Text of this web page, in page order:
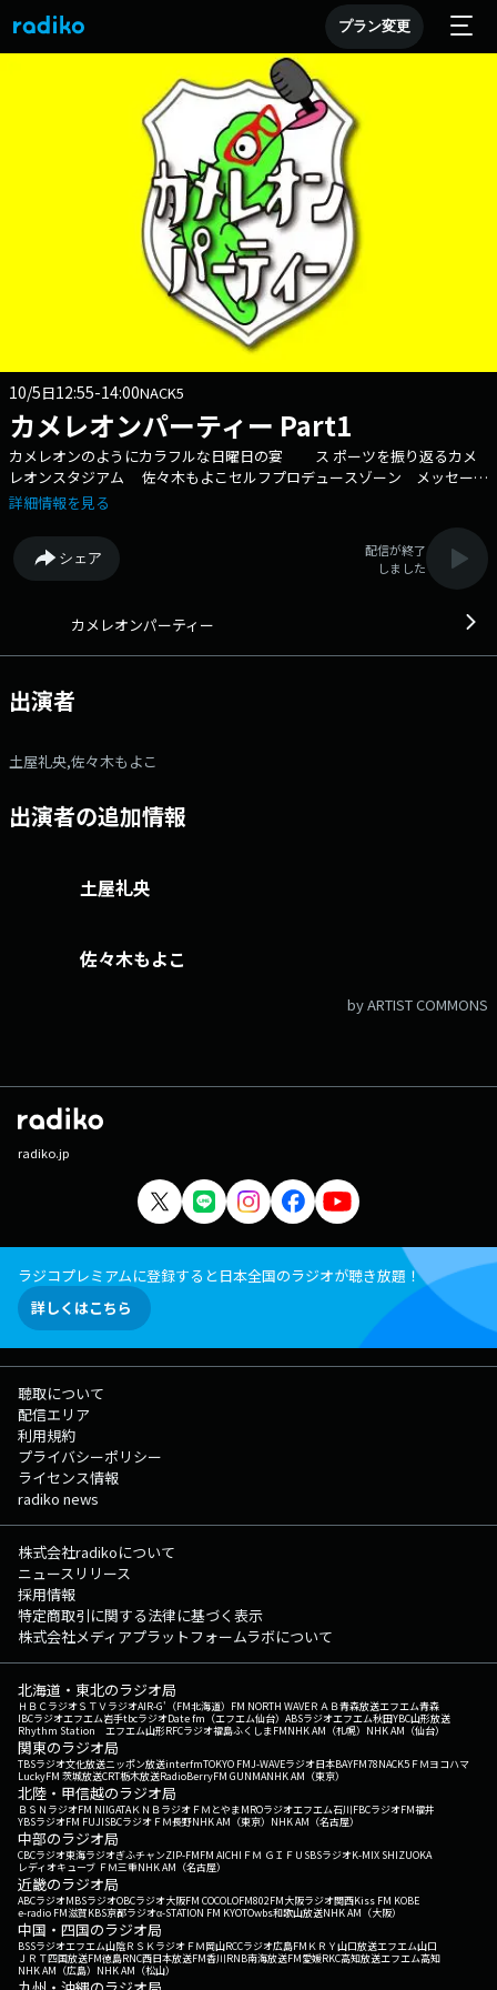
プラン変更
10/5日12:55-14:00NACK5
カメレオンパーティー Part1
カメレオンのようにカラフルな日曜日の宴 ス ポーツを振り返るカメ
レオンスタジアム 佐々木もよこセルフプロデュースゾーン メッセージ
募集中 【メッセージフォーム】 フリーメッセージ リクエス
ッセージ お子様パーティー
詳細情報を見る
シェア
配信が終了
しました
カメレオンパーティー
出演者
土屋礼央,佐々木もよこ
出演者の追加情報
土屋礼央
佐々木もよこ
by ARTIST COMMONS
radiko.jp
ラジコプレミアムに登録すると日本全国のラジオが聴き放題！
詳しくはこちら
聴取について
配信エリア
利用規約
プライバシーポリシー
ライセンス情報
radiko news
株式会社radikoについて
ニュースリリース
採用情報
特定商取引に関する法律に基づく表示
株式会社メディアプラットフォームラボについて
北海道・東北のラジオ局
ＨＢＣラジオＳＴＶラジオAIR-G'（FM北海道） FM NORTH WAVEＲＡＢ青森放送エフエム青森
IBCラジオエフエム岩手tbcラジオDate fm（エフエム仙台） ABSラジオエフエム秋田YBC山形放送
Rhythm Station エフエム山形RFCラジオ福島ふくしまFMNHK AM（札幌） NHK AM（仙台）
関東のラジオ局
TBSラジオ文化放送ニッポン放送interfmTOKYO FMJ-WAVEラジオ日本BAYFM78NACK5 ＦＭヨコハマ
LuckyFM 茨城放送CRT栃木放送RadioBerryFM GUNMANHK AM（東京）
北陸・甲信越のラジオ局
ＢＳＮラジオFM NIIGATAＫＮＢラジオ ＦＭとやまMROラジオエフエム石川FBCラジオFM福井
YBSラジオFM FUJISBCラジオ ＦＭ長野NHK AM（東京） NHK AM（名古屋）
中部のラジオ局
CBCラジオ東海ラジオぎふチャンZIP-FMFM AICHI ＦＭ ＧＩＦＵ SBSラジオK-MIX SHIZUOKA
レディオキューブ ＦＭ三重NHK AM（名古屋）
近畿のラジオ局
ABCラジオMBSラジオOBCラジオ大阪FM COCOLOFM802FM大阪ラジオ関西Kiss FM KOBE
e-radio FM滋賀KBS京都ラジオα-STATION FM KYOTOwbs和歌山放送NHK AM（大阪）
中国・四国のラジオ局
BSSラジオエフエム山陰ＲＳＫラジオ ＦＭ岡山RCCラジオ広島FM ＫＲＹ山口放送エフエム山口
ＪＲＴ四国放送FM徳島RNC西日本放送FM香川RNB南海放送FM愛媛RKC高知放送エフエム高知
NHK AM（広島） NHK AM（松山）